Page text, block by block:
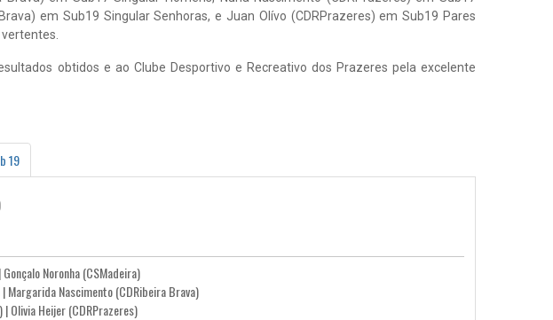
em Sub19 Singular Senhoras, e Juan Olívo (CDRPrazeres) em Sub19 Pares
obtidos e ao Clube Desportivo e Recreativo dos Prazeres pela excelente
19
Noronha (CSMadeira)
Margarida Nascimento (CDRibeira Brava)
Olivia Heijer (CDRPrazeres)